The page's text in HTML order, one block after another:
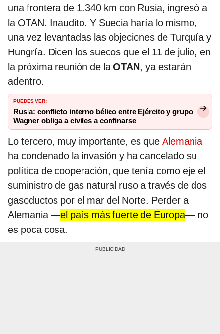
una frontera de 1.340 km con Rusia, ingresó a
la OTAN. Inaudito. Y Suecia haría lo mismo,
una vez levantadas las objeciones de Turquía y
Hungría. Dicen los suecos que el 11 de julio, en
la próxima reunión de laOTAN, ya estarán
adentro.
PUEDES VER:
Rusia: conflicto interno bélico entre Ejército y grupo
Wagner obliga a civiles a confinarse
Lo tercero, muy importante, es que Alemania
ha condenado la invasión y ha cancelado su
política de cooperación, que tenía como eje el
suministro de gas natural ruso a través de dos
gasoductos por el mar del Norte. Perder a
Alemania —el país más fuerte de Europa— no
es poca cosa.